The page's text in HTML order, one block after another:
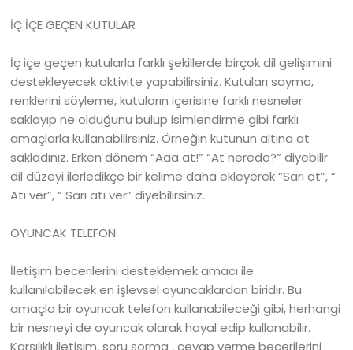
İÇ İÇE GEÇEN KUTULAR
İç içe geçen kutularla farklı şekillerde birçok dil gelişimini
destekleyecek aktivite yapabilirsiniz. Kutuları sayma,
renklerini söyleme, kutuların içerisine farklı nesneler
saklayıp ne olduğunu bulup isimlendirme gibi farklı
amaçlarla kullanabilirsiniz. Örneğin kutunun altına at
sakladınız. Erken dönem “Aaa at!” “At nerede?” diyebilir
dil düzeyi ilerledikçe bir kelime daha ekleyerek “Sarı at”, “
Atı ver”, “ Sarı atı ver” diyebilirsiniz.
OYUNCAK TELEFON:
İletişim becerilerini desteklemek amacı ile
kullanılabilecek en işlevsel oyuncaklardan biridir. Bu
amaçla bir oyuncak telefon kullanabileceği gibi, herhangi
bir nesneyi de oyuncak olarak hayal edip kullanabilir.
Karşılıklı iletişim, soru sorma , cevap verme becerilerini